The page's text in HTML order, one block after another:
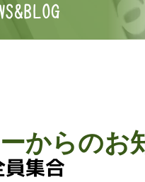
員集合
からのお